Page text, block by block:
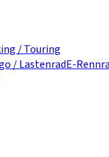
/ Touring
/ LastenradE-